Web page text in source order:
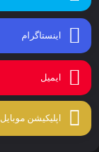
اینستاگرام
ایمیل
اپلیکیشن موبایل